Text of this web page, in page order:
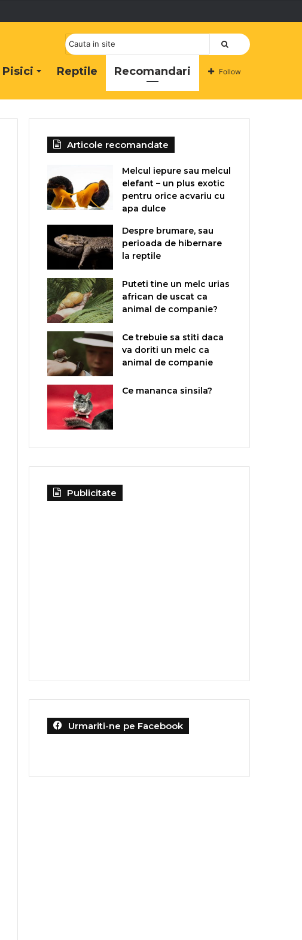
Cauta
Pisici Reptile Recomandari Follow
Articole recomandate
Melcul iepure sau melcul
elefant – un plus exotic
pentru orice acvariu cu
apa dulce
Despre brumare, sau
perioada de hibernare
la reptile
Puteti tine un melc urias
african de uscat ca
animal de companie?
Ce trebuie sa stiti daca
va doriti un melc ca
animal de companie
Ce mananca sinsila?
Publicitate
Urmariti-ne pe Facebook